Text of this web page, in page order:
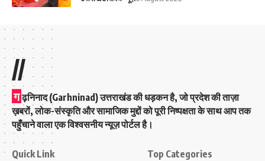
//
ग ढ़निनाद (Garhninad) उत्तराखंड की धड़कन है, जो प्रदेश की ताज़ा
ख़बरों, लोक-संस्कृति और सामाजिक मुद्दों को पूरी निष्पक्षता के साथ आप तक
पहुँचाने वाला एक विश्वसनीय न्यूज़ पोर्टल है।
Quick Link Top Categories